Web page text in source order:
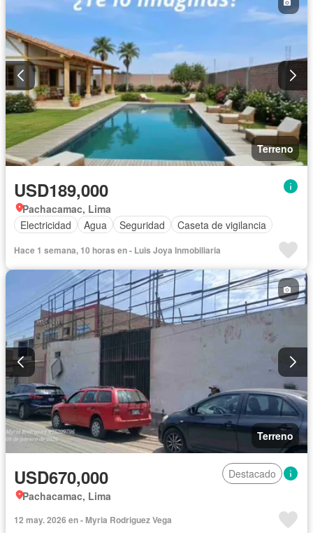
Terreno
USD189,000
Pachacamac, Lima
Electricidad
Agua Seguridad Caseta de vigilancia
Hace 1 semana, 10 horas en - Luis Joya Inmobiliaria
Terreno
USD670,000
Destacado
Pachacamac, Lima
12 may. 2026 en - Myria Rodriguez Vega